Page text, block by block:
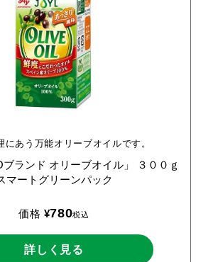
にあう万能オリーブオイルです。
ブランド オリーブオイル」
３００ｇ
マートグリーンパック
価格 ¥780税込
詳しく見る